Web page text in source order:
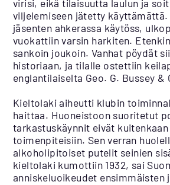
virisi, eikä tilaisuutta laulun ja
viljelemiseen jätetty
jäsenten ahkerassa käytöss,
vuokattiin varsin harkiten.
sankoin joukoin. Vanhat pöydät
historiaan, ja tilalle ostettiin
englantilaiselta Geo. G. Bussey
Kieltolaki aiheutti klubin
haittaa. Huoneistoon suoritetut
tarkastuskäynnit eivät
toimenpiteisiin. Sen verran
alkoholipitoiset putelit seinien
kieltolaki kumottiin 1932, sai
anniskeluoikeudet ensimmäisten